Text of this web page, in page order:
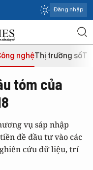
Đăng nhập
nghệThị trường số
tóm của
vụ sáp nhập
đề đầu tư vào các
cứu dữ liệu, trí